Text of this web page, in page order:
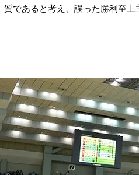
質であると考え、誤った勝利至